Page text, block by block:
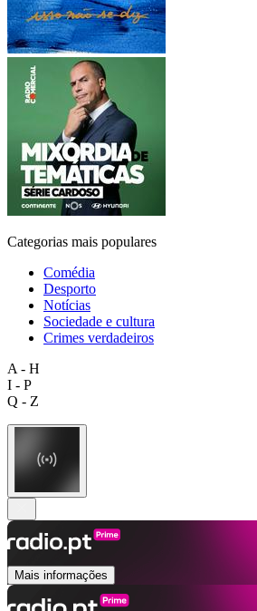
Categorias mais populares
Comédia
Desporto
Notícias
Sociedade e cultura
Crimes verdadeiros
A - H
I - P
Q - Z
Mais informações